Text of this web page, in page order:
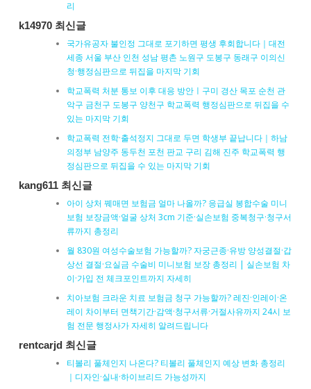
리
k14970 최신글
국가유공자 불인정 그대로 포기하면 평생 후회합니다｜대전
세종 서울 부산 인천 성남 평촌 노원구 도봉구 동래구 이의신
청·행정심판으로 뒤집을 마지막 기회
학교폭력 처분 통보 이후 대응 방안ㅣ구미 경산 목포 순천 관
악구 금천구 도봉구 양천구 학교폭력 행정심판으로 뒤집을 수
있는 마지막 기회
학교폭력 전학·출석정지 그대로 두면 학생부 끝납니다｜하남
의정부 남양주 동두천 포천 판교 구리 김해 진주 학교폭력 행
정심판으로 뒤집을 수 있는 마지막 기회
kang611 최신글
아이 상처 꿰매면 보험금 얼마 나올까? 응급실 봉합수술 미니
보험 보장금액·얼굴 상처 3cm 기준·실손보험 중복청구·청구서
류까지 총정리
월 830원 여성수술보험 가능할까? 자궁근종·유방 양성결절·갑
상선 결절·요실금 수술비 미니보험 보장 총정리 | 실손보험 차
이·가입 전 체크포인트까지 자세히
치아보험 크라운 치료 보험금 청구 가능할까? 레진·인레이·온
레이 차이부터 면책기간·감액·청구서류·거절사유까지 24시 보
험 전문 행정사가 자세히 알려드립니다
rentcarjd 최신글
티볼리 풀체인지 나온다? 티볼리 풀체인지 예상 변화 총정리
｜디자인·실내·하이브리드 가능성까지